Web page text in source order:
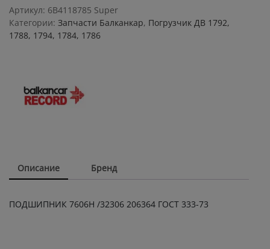
206364
ГОСТ
333-
Артикул: 6B4118785 Super
Категории: Запчасти Балканкар, Погрузчик ДВ 1792,
1788, 1794, 1784, 1786
Описание Бренд
ПОДШИПНИК 7606Н /32306 206364 ГОСТ 333-73